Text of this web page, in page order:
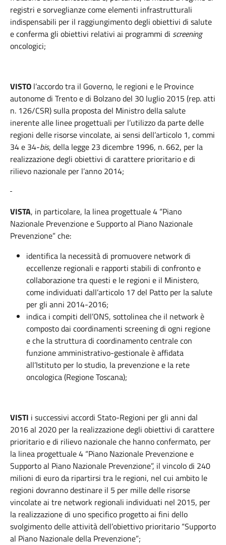
registri e sorveglianze come elementi infrastrutturali
indispensabili per il raggiungimento degli obiettivi di salute
e conferma gli obiettivi relativi ai programmi di screening
oncologici;
VISTO l’accordo tra il Governo, le regioni e le Province
autonome di Trento e di Bolzano del 30 luglio 2015 (rep. atti
n. 126/CSR) sulla proposta del Ministro della salute
inerente alle linee progettuali per l’utilizzo da parte delle
regioni delle risorse vincolate, ai sensi dell’articolo 1, commi
34 e 34-bis, della legge 23 dicembre 1996, n. 662, per la
realizzazione degli obiettivi di carattere prioritario e di
rilievo nazionale per l’anno 2014;
VISTA, in particolare, la linea progettuale 4 “Piano
Nazionale Prevenzione e Supporto al Piano Nazionale
Prevenzione” che:
identifica la necessità di promuovere network di
eccellenze regionali e rapporti stabili di confronto e
collaborazione tra questi e le regioni e il Ministero,
come individuati dall’articolo 17 del Patto per la salute
per gli anni 2014-2016;
indica i compiti dell’ONS, sottolinea che il network è
composto dai coordinamenti screening di ogni regione
e che la struttura di coordinamento centrale con
funzione amministrativo-gestionale è affidata
all’Istituto per lo studio, la prevenzione e la rete
oncologica (Regione Toscana);
VISTI i successivi accordi Stato-Regioni per gli anni dal
2016 al 2020 per la realizzazione degli obiettivi di carattere
prioritario e di rilievo nazionale che hanno confermato, per
la linea progettuale 4 “Piano Nazionale Prevenzione e
Supporto al Piano Nazionale Prevenzione”, il vincolo di 240
milioni di euro da ripartirsi tra le regioni, nel cui ambito le
regioni dovranno destinare il 5 per mille delle risorse
vincolate ai tre network regionali individuati nel 2015, per
la realizzazione di uno specifico progetto ai fini dello
svolgimento delle attività dell’obiettivo prioritario “Supporto
al Piano Nazionale della Prevenzione”;